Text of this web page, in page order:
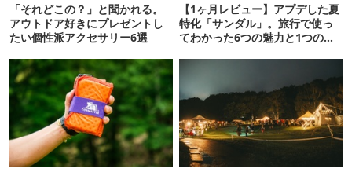
「それどこの？」と聞かれる。
アウトドア好きにプレゼントし
たい個性派アクセサリー6選
【1ヶ月レビュー】アプデした夏
特化「サンダル」。旅行で使っ
てわかった6つの魅力と1つの注